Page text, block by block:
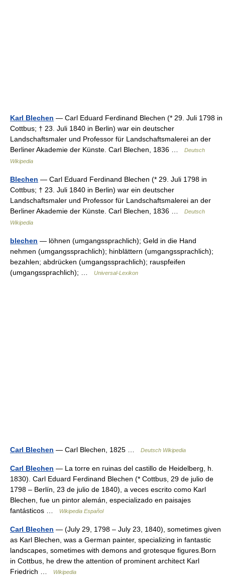
Karl Blechen — Carl Eduard Ferdinand Blechen (* 29. Juli 1798 in
Cottbus; † 23. Juli 1840 in Berlin) war ein deutscher
Landschaftsmaler und Professor für Landschaftsmalerei an der
Berliner Akademie der Künste. Carl Blechen, 1836 …
Deutsch
Wikipedia
Blechen — Carl Eduard Ferdinand Blechen (* 29. Juli 1798 in
Cottbus; † 23. Juli 1840 in Berlin) war ein deutscher
Landschaftsmaler und Professor für Landschaftsmalerei an der
Berliner Akademie der Künste. Carl Blechen, 1836 …
Deutsch
Wikipedia
blechen — löhnen (umgangssprachlich); Geld in die Hand
nehmen (umgangssprachlich); hinblättern (umgangssprachlich);
bezahlen; abdrücken (umgangssprachlich); rauspfeifen
(umgangssprachlich); …
Universal-Lexikon
Carl Blechen — Carl Blechen, 1825 … Deutsch Wikipedia
Carl Blechen — La torre en ruinas del castillo de Heidelberg, h.
1830). Carl Eduard Ferdinand Blechen (* Cottbus, 29 de julio de
1798 – Berlín, 23 de julio de 1840), a veces escrito como Karl
Blechen, fue un pintor alemán, especializado en paisajes
fantásticos …
Wikipedia Español
Carl Blechen — (July 29, 1798 – July 23, 1840), sometimes given
as Karl Blechen, was a German painter, specializing in fantastic
landscapes, sometimes with demons and grotesque figures.Born
in Cottbus, he drew the attention of prominent architect Karl
Friedrich …
Wikipedia